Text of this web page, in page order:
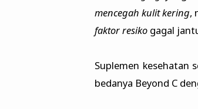
mencegah kulit kering,
faktor resiko gagal
Suplemen kesehatan
bedanya Beyond C